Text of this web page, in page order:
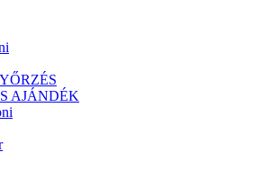
AJÁNDÉK